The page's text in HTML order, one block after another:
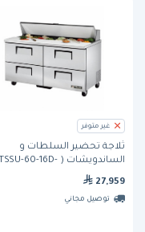
غير متوفر
ثلاجة تحضير السلطات و
الساندويشات ( TSSU-60-16D-
27,959
توصيل مجاني